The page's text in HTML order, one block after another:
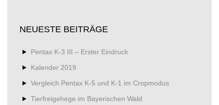
NEUESTE BEITRÄGE
Pentax K-3 III – Erster Eindruck
Kalender 2019
Vergleich Pentax K-5 und K-1 im Cropmodus
Tierfreigehege im Bayerischen Wald